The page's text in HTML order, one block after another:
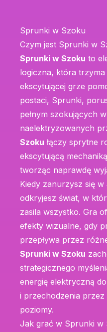
Sprunki w Szoku
Czym jest Sprunki w
Sprunki w Szoku to
logiczna, która trzyma
ekscytującej grze
postaci, Sprunki,
pełnym szokujących
naelektryzowanych
Szoku łączy sprytne
ekscytującą
tworząc naprawdę
Kiedy zanurzysz się w
odkryjesz świat, w
zasila wszystko. Gra
efekty wizualne, gdy
przepływa przez
Sprunki w Szoku
strategicznego
energię elektryczną
i przechodzenia przez
poziomy.
Jak grać w Sprunki w